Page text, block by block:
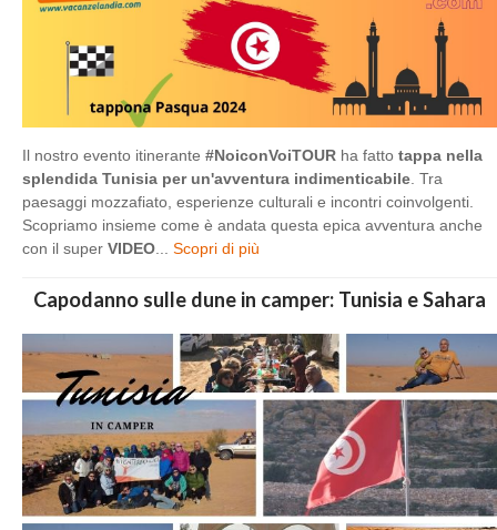
Il nostro evento itinerante #NoiconVoiTOUR ha fatto tappa nella
splendida Tunisia per un'avventura indimenticabile . Tra
paesaggi mozzafiato, esperienze culturali e incontri coinvolgenti.
Scopriamo insieme come è andata questa epica avventura anche
con il super VIDEO Scopri di più
Capodanno sulle dune in camper: Tunisia e Sahara